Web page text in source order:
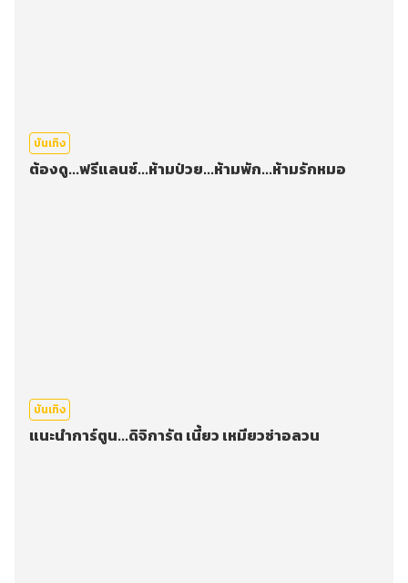
บันเทิง
ต้องดู...ฟรีแลนซ์...ห้ามป่วย...ห้ามพัก...ห้ามรักหมอ
บันเทิง
แนะนำการ์ตูน...ดิจิการัต เนี้ยว เหมียวซ่าอลวน